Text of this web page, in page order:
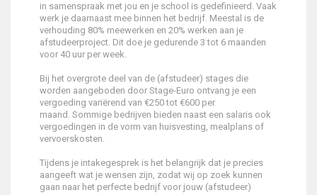
in samenspraak met jou en je school is gedefinieerd. Vaak
werk je daarnaast mee binnen het bedrijf. Meestal is de
verhouding 80% meewerken en 20% werken aan je
afstudeerproject. Dit doe je gedurende 3 tot 6 maanden
voor 40 uur per week.
Bij het overgrote deel van de (afstudeer) stages die
worden aangeboden door Stage-Euro ontvang je een
vergoeding variërend van €250 tot €600 per
maand. Sommige bedrijven bieden naast een salaris ook
vergoedingen in de vorm van huisvesting, mealplans of
vervoerskosten.
Tijdens je intakegesprek is het belangrijk dat je precies
aangeeft wat je wensen zijn, zodat wij op zoek kunnen
gaan naar het perfecte bedrijf voor jouw (afstudeer)